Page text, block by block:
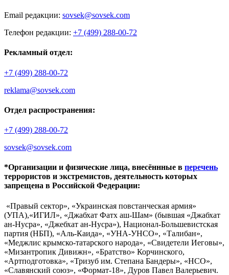
Email редакции: sovsek@sovsek.com
Телефон редакции: +7 (499) 288-00-72
Рекламный отдел:
+7 (499) 288-00-72
reklama@sovsek.com
Отдел распространения:
+7 (499) 288-00-72
sovsek@sovsek.com
*Организации и физические лица, внесённные в перечень
террористов и экстремистов, деятельность которых
запрещена в Российской Федерации:
«Правый сектор», «Украинская повстанческая армия»
(УПА),«ИГИЛ», «Джабхат Фатх аш-Шам» (бывшая «Джабхат
ан-Нусра», «Джебхат ан-Нусра»), Национал-Большевистская
партия (НБП), «Аль-Каида», «УНА-УНСО», «Талибан»,
«Меджлис крымско-татарского народа», «Свидетели Иеговы»,
«Мизантропик Дивижн», «Братство» Корчинского,
«Артподготовка», «Тризуб им. Степана Бандеры», «НСО»,
«Славянский союз», «Формат-18», Дуров Павел Валерьевич.